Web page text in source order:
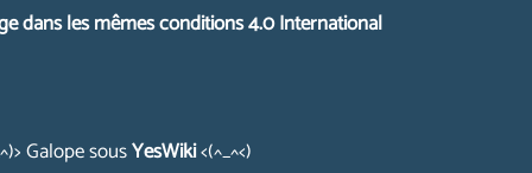
dans les mêmes conditions 4.0 International
Galope sousYesWiki<(^_^<)